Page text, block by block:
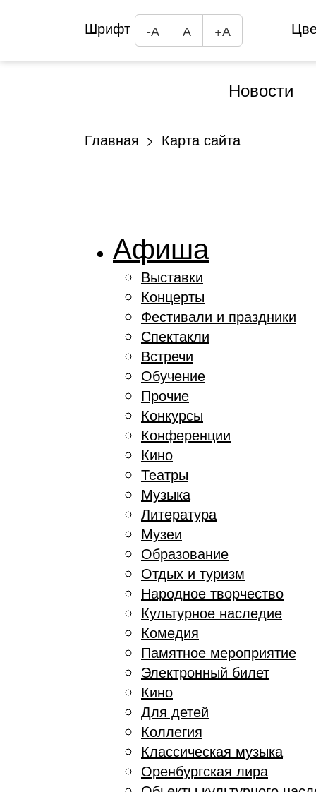
Шрифт -А А +А
Новости
Главная Карта сайта
Афиша
Выставки
Концерты
Фестивали и праздники
Спектакли
Встречи
Обучение
Прочие
Конкурсы
Конференции
Кино
Театры
Музыка
Литература
Музеи
Образование
Отдых и туризм
Народное творчество
Культурное наследие
Комедия
Памятное мероприятие
Электронный билет
Кино
Для детей
Коллегия
Классическая музыка
Оренбургская лира